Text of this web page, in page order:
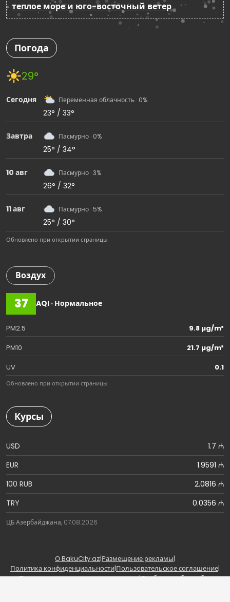
теплое море и юго-восточный ветер
Погода
29°
Сегодня Переменная облачность · 0%
23° / 33°
Завтра Пасмурно · 0%
25° / 34°
10 авг Пасмурно · 3%
26° / 32°
11 авг Пасмурно · 5%
25° / 30°
Обновлено при открытии страницы
Воздух
37 AQI · Нормальное
PM2.5
9.8 µg/m³
PM10
21.7 µg/m³
UV
0.1
Обновлено при открытии страницы
Курсы
USD
1.7 ₼
EUR
1.9591 ₼
100 RUB
2.0816 ₼
TRY
0.0356 ₼
ЦБ Азербайджана, 07.08.2026
О BakuCity.az|Размещение рекламы|
Политика конфиденциальности|Пользовательское соглашение|
Правила использования материалов|Сообщить об ошибке